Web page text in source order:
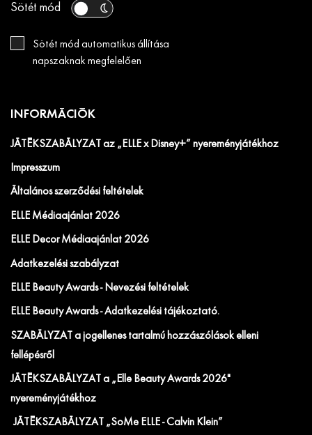
Sötét mód
Sötét mód automatikus állítása
napszaknak megfelelően
INFORMÁCIÓK
JÁTÉKSZABÁLYZAT az „ELLE x Disney+” nyereményjátékhoz
Impresszum
Általános szerződési feltételek
ELLE Médiaajánlat 2026
ELLE Decor Médiaajánlat 2026
Adatkezelési szabályzat
ELLE Beauty Awards - Nevezési feltételek
ELLE Beauty Awards - Adatkezelési tájékoztató.
SZABÁLYZAT a jogellenes tartalmú hozzászólások elleni
fellépésről
JÁTÉKSZABÁLYZAT a „Elle Beauty Awards 2026"
nyereményjátékhoz
JÁTÉKSZABÁLYZAT „SoMe ELLE - Calvin Klein”